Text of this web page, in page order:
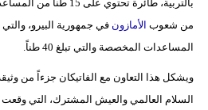
بالتربية، طائرة تحتوي
من شعوب الأمازونفي جمهورية البيرو،
المساعدات المخصصة والتي تبلغ 40 طناً.
ويشكل هذا التعاون مع الفاتيكان جزءاً من
السلام العالمي والعيش المشترك، التي وقعت